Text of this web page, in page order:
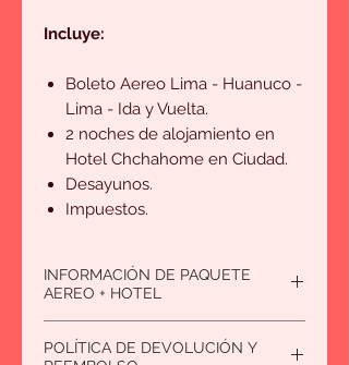
Incluye:
Boleto Aereo Lima - Huanuco -
Lima - Ida y Vuelta.
2 noches de alojamiento en
Hotel Chchahome en Ciudad.
Desayunos.
Impuestos.
INFORMACIÓN DE PAQUETE
AEREO + HOTEL
Consultar por el precio de un niño o
POLÍTICA DE DEVOLUCIÓN Y